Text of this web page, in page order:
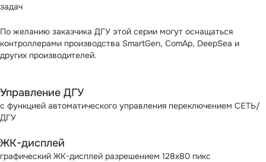
задач
По желанию заказчика ДГУ этой серии могут оснащаться
контроллерами производства SmartGen, ComAp, DeepSea и
других производителей.
Управление ДГУ
с функцией автоматического управления переключением СЕТЬ/
ДГУ
ЖК-дисплей
графический ЖК-дисплей разрешением 128х80 пикс